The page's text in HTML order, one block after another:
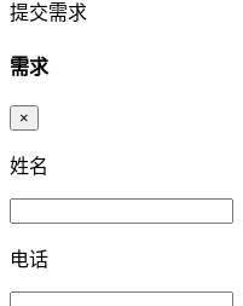
提交需求
需求
×
姓名
电话